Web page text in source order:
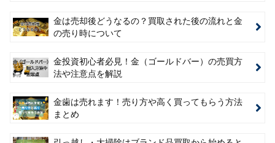
金は売却後どうなるの？買取された後の流れと金
の売り時について
金投資初心者必見！金（ゴールドバー）の売買方
法や注意点を解説
金歯は売れます！売り方や高く買ってもらう方法
まとめ